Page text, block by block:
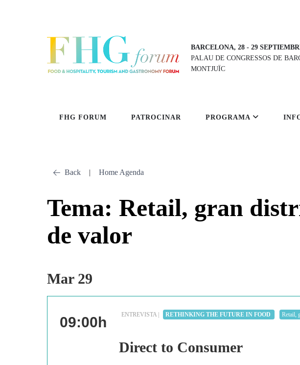
BARCELONA, 28 - 29
PALAU DE CONGRESSOS DE
MONTJUÏC
FHG FORUM PATROCINAR PROGRAMA
Back | Home Agenda
Tema: Retail, gran
de valor
Mar 29
09:00h ENTREVISTA | RETHINKING THE FUTURE IN FOOD Retail,
Direct to Consumer